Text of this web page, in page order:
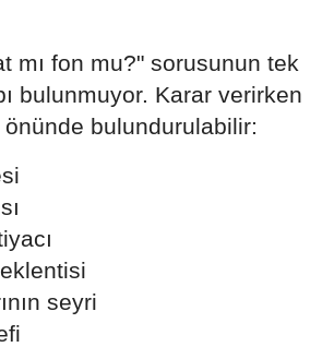
mı fon mu?" sorusunun tek
bulunmuyor. Karar verirken
bulundurulabilir:
seyri